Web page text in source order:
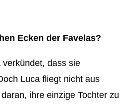
Ecken der Favelas?
dass sie
Luca fliegt nicht aus
ihre einzige Tochter zu